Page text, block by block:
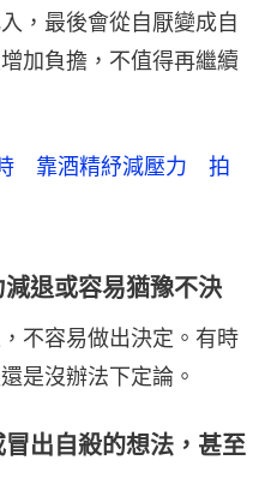
，最後會從自厭變成自
加負擔，不值得再繼續
靠酒精紓減壓力 拍
退或容易猶豫不決
不容易做出決定。有時
是沒辦法下定論。
出自殺的想法，甚至